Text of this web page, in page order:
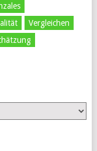
Vergleichen